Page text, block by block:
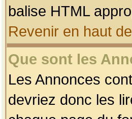
balise HTML
Revenir en haut
Que sont les
Les Annonces
devriez donc les